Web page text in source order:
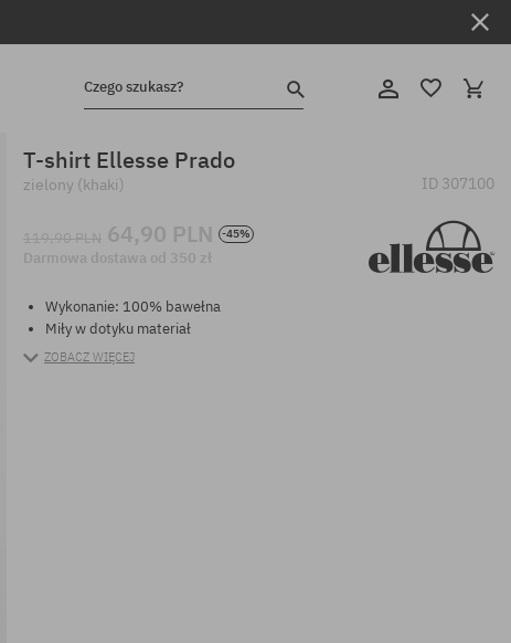
Czego szukasz?
T-shirt Ellesse Prado
zielony (khaki) ID 307100
119,90 PLN 64,90 PLN -45%
Darmowa dostawa od 350 zł
Wykonanie: 100% bawełna
Miły w dotyku materiał
ZOBACZ WIĘCEJ